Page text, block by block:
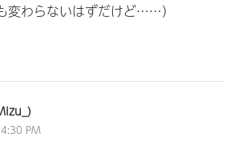
変わらないはずだけど……）
PM